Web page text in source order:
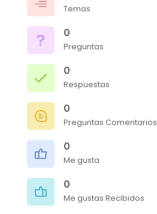
Temas
0
Preguntas
0
Respuestas
0
Preguntas Comentarios
0
Me gusta
0
Me gustas Recibidos